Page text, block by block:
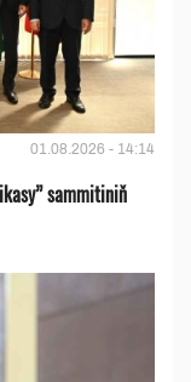
01.08.2026 - 14:14
sammitiniň